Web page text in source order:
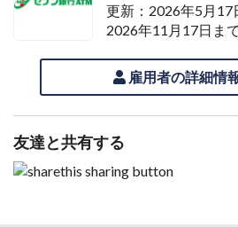
更新：2026年5月17
2026年11月17日ま
雇用者の詳細情
友達と共有する